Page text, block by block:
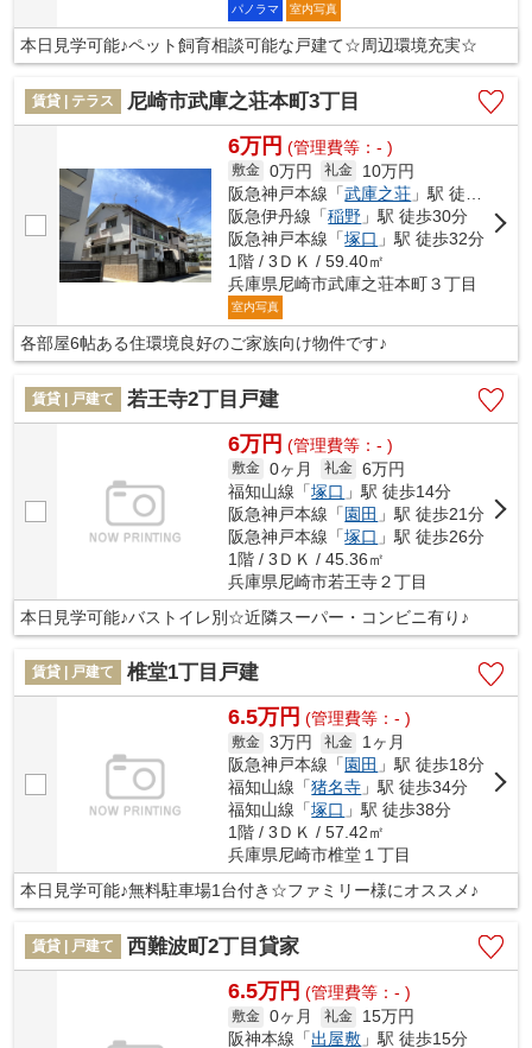
パノラマ 室内写真
本日見学可能♪ペット飼育相談可能な戸建て☆周辺環境充実☆
賃貸 | テラス 尼崎市武庫之荘本町3丁目
6万円 (管理費等：- )
敷金 0万円 礼金
10万円
阪急神戸本線「武庫之荘 」駅 徒歩15分
阪急伊丹線「稲野 」駅 徒歩30分
阪急神戸本線「塚口 」駅 徒歩32分
1階 / 3ＤＫ / 59.40㎡
兵庫県尼崎市武庫之荘本町３丁目
室内写真
各部屋6帖ある住環境良好のご家族向け物件です♪
賃貸 | 戸建て 若王寺2丁目戸建
6万円 (管理費等：- )
敷金 0ヶ月 礼金 6万円
福知山線「塚口 」駅 徒歩14分
阪急神戸本線「園田 」駅 徒歩21分
阪急神戸本線「塚口 」駅 徒歩26分
1階 / 3ＤＫ / 45.36㎡
兵庫県尼崎市若王寺２丁目
本日見学可能♪バストイレ別☆近隣スーパー・コンビニ有り♪
賃貸 | 戸建て 椎堂1丁目戸建
6.5万円 (管理費等：- )
敷金 3万円 礼金
1ヶ月
阪急神戸本線「園田 」駅 徒歩18分
福知山線「猪名寺 」駅 徒歩34分
福知山線「塚口 」駅 徒歩38分
1階 / 3ＤＫ / 57.42㎡
兵庫県尼崎市椎堂１丁目
本日見学可能♪無料駐車場1台付き☆ファミリー様にオススメ♪
賃貸 | 戸建て 西難波町2丁目貸家
6.5万円 (管理費等：- )
敷金 0ヶ月 礼金
15万円
阪神本線「出屋敷 」駅 徒歩15分